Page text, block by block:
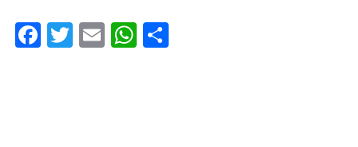
Facebook
Twitter
EmailWhatsApp